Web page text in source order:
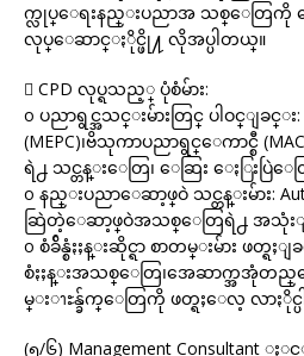
က္လုပ္ေရးနည္းပညာအ သစ္ေတြကို ေ
လုပ္ေဆာင္ႏိုင္ဖို႔ လိုအပ္ပါတယ္။
 CPD လုပ္ရသည့္ ပုံစံမ်ား:
o ပညာရွင္အသင္းမ်ားတြင္ ပါဝင္ျခင္း:
(MEPC)၊ဗိသုကာပညာရွင္ေကာင္စီ
ရဲ႕ သင္တန္းေတြ၊ ေဆြး ေႏြးပြဲေ
o နည္းပညာေဆာ့ဖ္ဝဲ သင္တန္းမ်ား:
ဆြဲတဲ့ေဆာ့ဖ္ဝဲအသစ္ေတြရဲ႕ အသုံးျ
o စံခ်ိန္စံႏႈန္းဆိုင္ရာ စာတမ္းမ်ား ဖတ္ရ
စံႏႈန္းအသစ္ေတြ၊အေဆာက္အအုံတ
မ္းၫႊန္ခ်က္ေတြကို ဖတ္ရႈေလ့ လာႏိုင္
(၅/၆) Management Consultant ႏွင့္